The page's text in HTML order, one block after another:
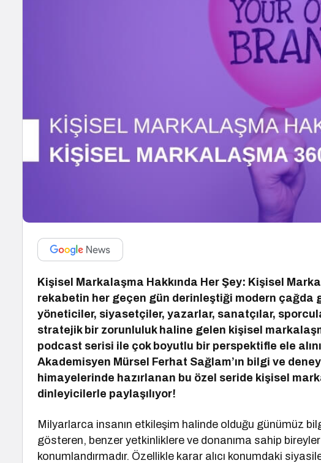
Kişisel Markalaşma Hakkında Her Şey: Kişisel
rekabetin her geçen gün derinleştiği modern çağda
yöneticiler, siyasetçiler, yazarlar, sanatçılar,
stratejik bir zorunluluk haline gelen kişisel
podcast serisi ile çok boyutlu bir perspektifle ele
Akademisyen Mürsel Ferhat Sağlam’ın bilgi ve
himayelerinde hazırlanan bu özel seride kişisel
dinleyicilerle paylaşılıyor!
Milyarlarca insanın etkileşim halinde olduğu günümüz
gösteren, benzer yetkinliklere ve donanıma sahip
konumlandırmadır. Özellikle karar alıcı konumdaki